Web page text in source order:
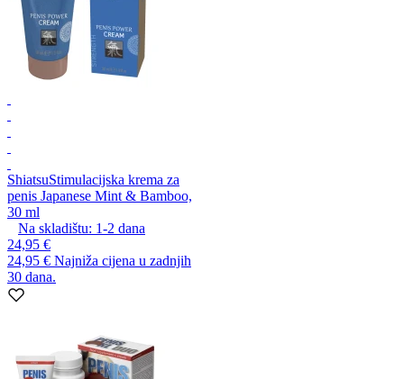
ShiatsuStimulacijska krema za
penis Japanese Mint & Bamboo,
30 ml
Na skladištu: 1-2 dana
24,95 €
24,95 € Najniža cijena u zadnjih
30 dana.